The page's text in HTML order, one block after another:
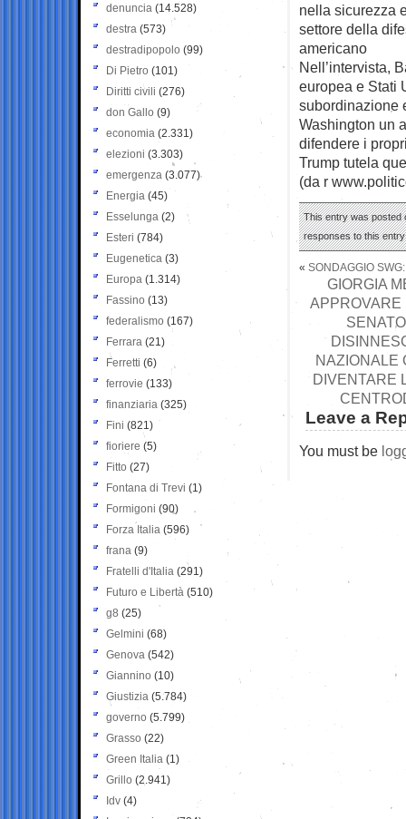
nella sicurezza
settore della
americano
Nell’intervista,
europea e Stati
subordinazione
Washington un
difendere i
Trump tutela
(da r
This entry was posted
responses to this
« SONDAGGIO
GIORGIA
APPROVARE
NAZIONALE
DIVENTARE
Leave a
You must be
denuncia (14.528)
destra (573)
destradipopolo (99)
Di Pietro (101)
Diritti civili (276)
don Gallo (9)
economia (2.331)
elezioni (3.303)
emergenza (3.077)
Energia (45)
Esselunga (2)
Esteri (784)
Eugenetica (3)
Europa (1.314)
Fassino (13)
federalismo (167)
Ferrara (21)
Ferretti (6)
ferrovie (133)
finanziaria (325)
Fini (821)
fioriere (5)
Fitto (27)
Fontana di Trevi (1)
Formigoni (90)
Forza Italia (596)
frana (9)
Fratelli d'Italia (291)
Futuro e Libertà (510)
g8 (25)
Gelmini (68)
Genova (542)
Giannino (10)
Giustizia (5.784)
governo (5.799)
Grasso (22)
Green Italia (1)
Grillo (2.941)
Idv (4)